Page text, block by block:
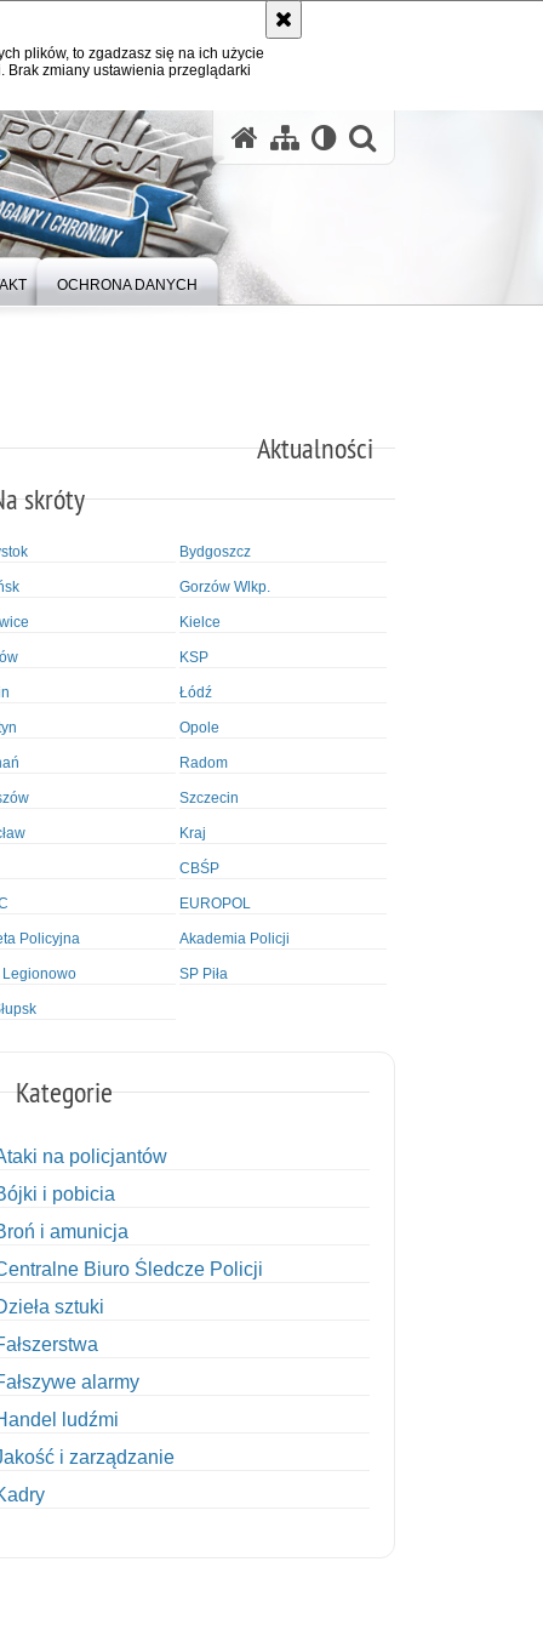
plików, to zgadzasz się na ich użycie
zmiany ustawienia przeglądarki
OCHRONA DANYCH
Aktualności
skróty
Bydgoszcz
Gorzów Wlkp.
Kielce
KSP
Łódź
Opole
Radom
Szczecin
Kraj
CBŚP
EUROPOL
Policyjna Akademia Policji
Legionowo SP Piła
Kategorie
na policjantów
i pobicia
i amunicja
Biuro Śledcze Policji
sztuki
alarmy
ludźmi
i zarządzanie